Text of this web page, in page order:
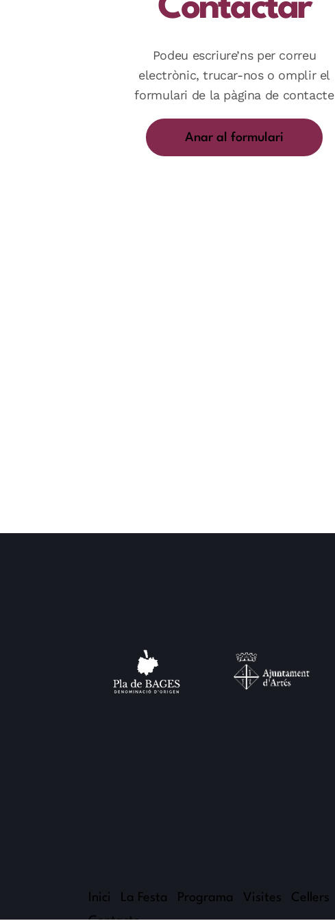
Contactar
Podeu escriure’ns per correu
electrònic, trucar-nos o omplir el
formulari de la pàgina de contacte
Anar al formulari
Inici La Festa Programa Visites Cellers